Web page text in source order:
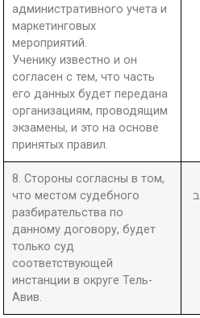
административного учета и
маркетинговых
мероприятий.
Ученику известно и он
согласен с тем, что часть
его данных будет передана
организациям, проводящим
экзамены, и это на основе
принятых правил.
8. Стороны согласны в том,
что местом судебного
разбирательства по
данному договору, будет
только суд
соответствующей
инстанции в округе Тель-
Авив.